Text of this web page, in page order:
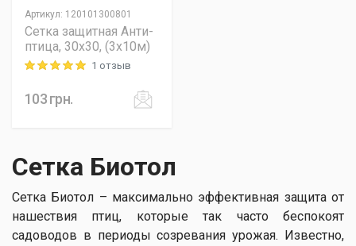
Артикул: 120101300801
Сетка защитная Анти-
птица, 30х30, (3х10м)
Rating: 5 out of 51 отзыв
103грн.
Сетка Биотол
Сетка Биотол – максимально эффективная защита от
нашествия птиц, которые так часто беспокоят
садоводов в периоды созревания урожая. Известно,